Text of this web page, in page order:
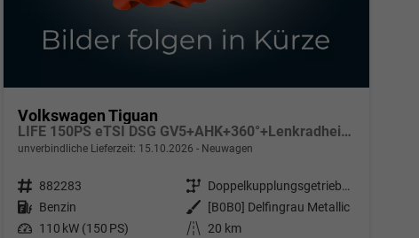
Volkswagen Tiguan
LIFE 150PS eTSI DSG GV5+AHK+360°+Lenkradheiz+IQ.Drive+ACC+App+eHeck+LED
unverbindliche Lieferzeit: 15.10.2026 Neuwagen
Fahrzeugnr. 882283 Getriebe
Doppelkupplungsgetriebe (DSG)
Kraftstoff Benzin Außenfarbe
[B0B0] Delfingrau Metallic
Leistung 110 kW (150 PS) Kilometerstand 20 km